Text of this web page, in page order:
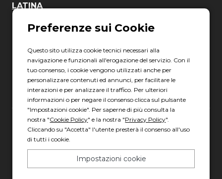
LATINA
06 8880 8401
04010 Latina LT
Scopri gli orari
Gruppo Italia Vendita Auto Spa a socio unico
Piazza della Radio, 35 - 00146 Roma
C.F. e P.IVA: 13007321006
Questo sito utilizza cookie tecnici necessari alla
navigazione e funzionali all'erogazione del servizio. Con il
tuo consenso, i cookie vengono utilizzati anche per
personalizzare contenuti ed annunci, per facilitare le
interazioni e per analizzare il traffico. Per ulteriori
informazioni o per negare il consenso clicca sul pulsante
"Impostazioni cookie". Per saperne di più consulta la
nostra "Cookie Policy" e la nostra "Privacy Policy".
Cliccando su "Accetta" l'utente presterà il consenso all'uso
di tutti i cookie.
Impostazioni cookie